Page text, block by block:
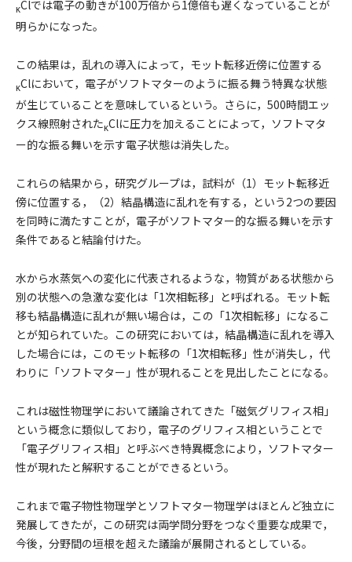
ĸClでは電子の動きが100万倍から1億倍も遅くなっていることが
明らかになった。
この結果は，乱れの導入によって，モット転移近傍に位置する
ĸClにおいて，電子がソフトマターのように振る舞う特異な状態
が生じていることを意味しているという。さらに，500時間エッ
クス線照射されたĸClに圧力を加えることによって，ソフトマタ
ー的な振る舞いを示す電子状態は消失した。
これらの結果から，研究グループは，試料が（1）モット転移近
傍に位置する，（2）結晶構造に乱れを有する，という2つの要因
を同時に満たすことが，電子がソフトマター的な振る舞いを示す
条件であると結論付けた。
水から水蒸気への変化に代表されるような，物質がある状態から
別の状態への急激な変化は「1次相転移」と呼ばれる。モット転
移も結晶構造に乱れが無い場合は，この「1次相転移」になるこ
とが知られていた。この研究においては，結晶構造に乱れを導入
した場合には，このモット転移の「1次相転移」性が消失し，代
わりに「ソフトマター」性が現れることを見出したことになる。
これは磁性物理学において議論されてきた「磁気グリフィス相」
という概念に類似しており，電子のグリフィス相ということで
「電子グリフィス相」と呼ぶべき特異概念により，ソフトマター
性が現れたと解釈することができるという。
これまで電子物性物理学とソフトマター物理学はほとんど独立に
発展してきたが，この研究は両学問分野をつなぐ重要な成果で，
今後，分野間の垣根を超えた議論が展開されるとしている。